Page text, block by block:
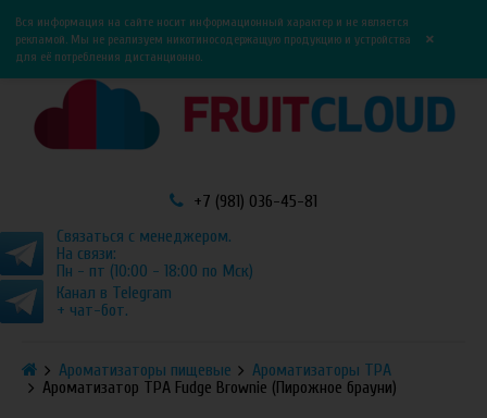
0
Вся информация на сайте носит информационный характер и не является
рекламой. Мы не реализуем никотиносодержащую продукцию и устройства
для её потребления дистанционно.
×
+7 (981) 036-45-81
Связаться с менеджером.
На связи:
Пн - пт (10:00 - 18:00 по Мск)
Канал в Telegram
+ чат-бот.
Ароматизаторы пищевые
Ароматизаторы TPA
Ароматизатор TPA Fudge Brownie (Пирожное брауни)